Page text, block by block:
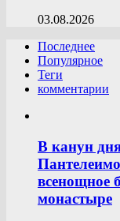
03.08.2026
Последнее
Популярное
Теги
комментарии
В канун
всенощное
монастыре